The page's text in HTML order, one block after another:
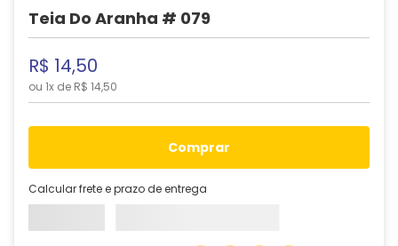
Teia Do Aranha # 079
R$ 14,50
ou 1x de R$ 14,50
comprar
Calcular frete e prazo de entrega